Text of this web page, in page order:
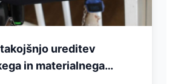
ureditev
in materialnega